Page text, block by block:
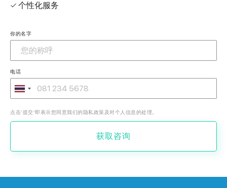
✓ 个性化服务
你的名字
电话
点击‘提交’即表示您同意我们的隐私政策及对个人信息的处理。
获取咨询